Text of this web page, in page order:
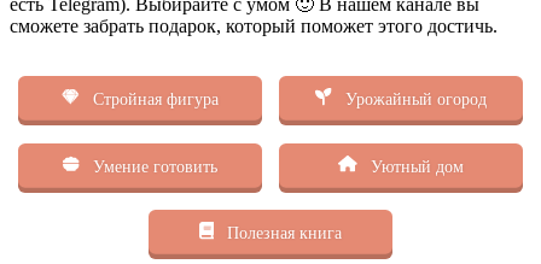
есть Telegram). Выбирайте с умом 🙂 В нашем канале вы
сможете забрать подарок, который поможет этого достичь.
Стройная фигура Урожайный огород
Умение готовить Уютный дом
Полезная книга